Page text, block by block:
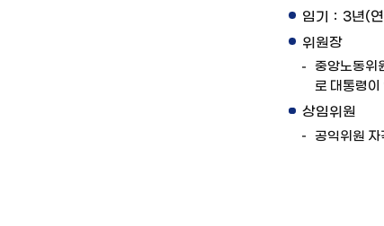
임기：3년(
위원장
중앙노동위
로 대통령이
상임위원
공익위원 자